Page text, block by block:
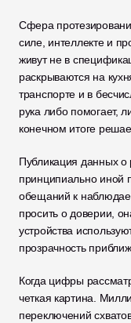
Сфера
силе, интеллекте и
живут не в
раскрываются на
транспорте и в
рука либо помогает,
конечном итоге
Публикация данных
принципиально иной
обещаний к
просить о доверии,
устройства
прозрачность
Когда цифры
четкая картина.
переключений